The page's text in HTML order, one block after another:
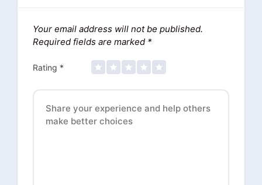
Your email address will not be published.
Required fields are marked *
Rating *